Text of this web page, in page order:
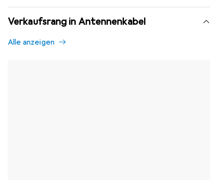
Verkaufsrang in Antennenkabel
Alle anzeigen